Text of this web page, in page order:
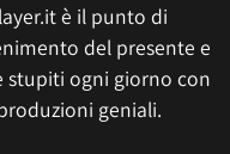
è il punto di
del presente e
stupiti ogni giorno con
geniali.